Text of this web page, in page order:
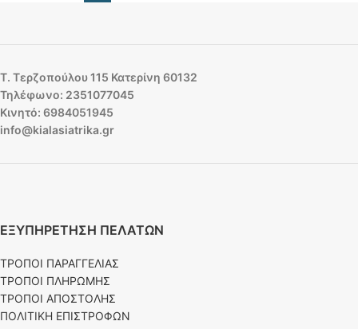
Τ. Τερζοπούλου 115 Κατερίνη 60132
Τηλέφωνο: 2351077045
Κινητό: 6984051945
info@kialasiatrika.gr
ΕΞΥΠΗΡΕΤΗΣΗ ΠΕΛΑΤΩΝ
ΤΡΟΠΟΙ ΠΑΡΑΓΓΕΛΙΑΣ
ΤΡΟΠΟΙ ΠΛΗΡΩΜΗΣ
ΤΡΟΠΟΙ ΑΠΟΣΤΟΛΗΣ
ΠΟΛΙΤΙΚΗ ΕΠΙΣΤΡΟΦΩΝ